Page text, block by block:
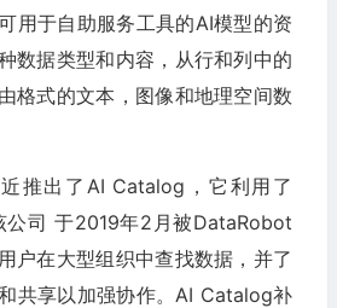
用于自助服务工具的​​AI模型的资
数据类型和内容，从行和列中的
格式的文本，图像和地理空间数
推出了AI Catalog，它利用了
公司 于2019年2月被DataRobot
户在大型组织中查找数据，并了
共享以加强协作。AI Catalog补